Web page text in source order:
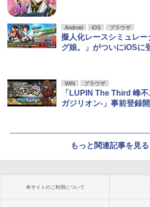
Android iOS ブラウザ
擬人化レースシミュレ
グ娘。」がついにiOSに
WIN ブラウザ
「LUPIN The Third 峰
ガジリオン-」事前登録
もっと関連記事を見る
本サイトのご利用について